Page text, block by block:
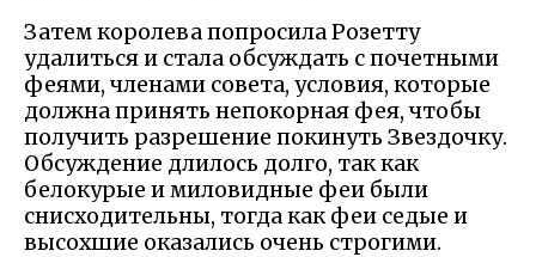
Затем королева попросила Розетту
удалиться и стала обсуждать с почетными
феями, членами совета, условия, которые
должна принять непокорная фея, чтобы
получить разрешение покинуть Звездочку.
Обсуждение длилось долго, так как
белокурые и миловидные феи были
снисходительны, тогда как феи седые и
высохшие оказались очень строгими.